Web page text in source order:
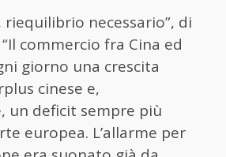
riequilibrio necessario”, di
commercio fra Cina ed
giorno una crescita
cinese e,
un deficit sempre più
europea. L’allarme per